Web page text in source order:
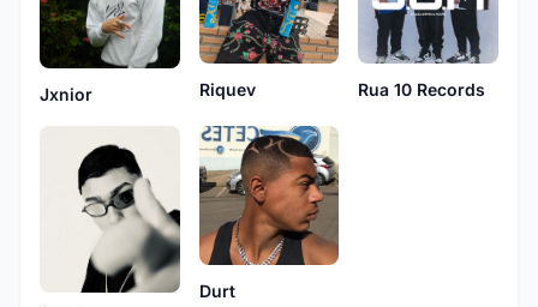
Jxnior Riquev Rua 10 Records
Durt